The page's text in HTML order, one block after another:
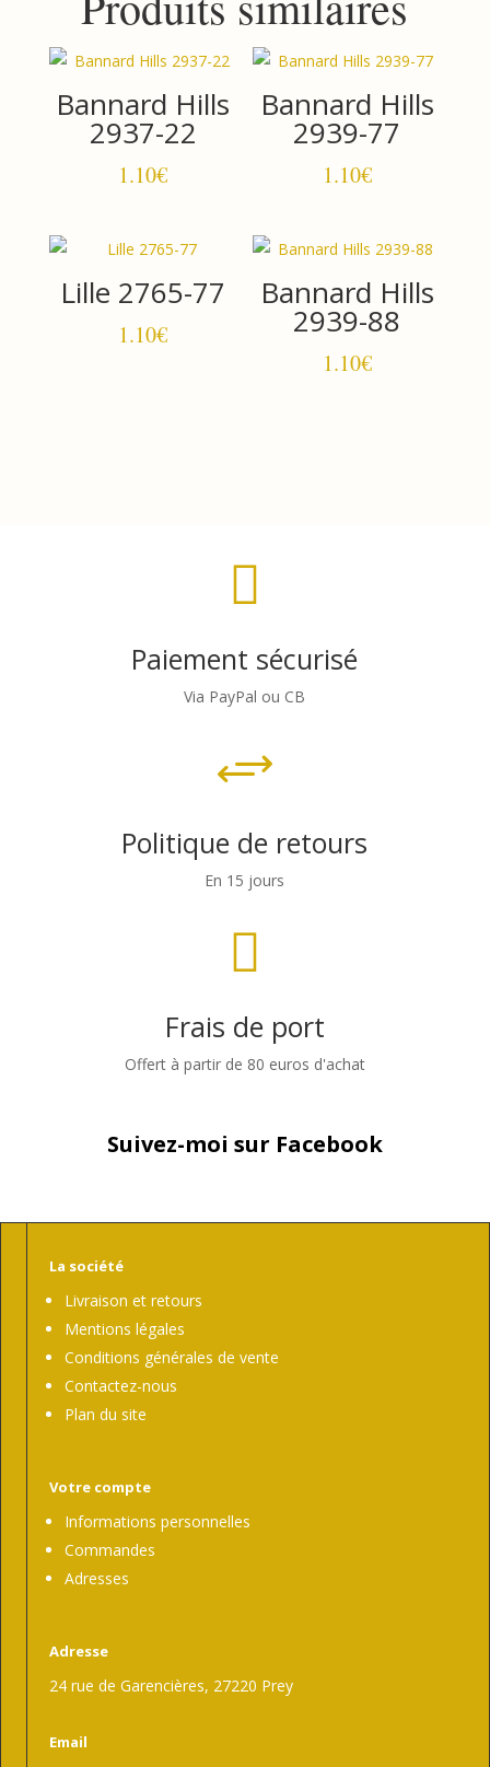
Bannard Hills
2937-22
1.10€
Bannard Hills
2939-77
1.10€
Lille 2765-77
1.10€
Bannard Hills
2939-88
1.10€

Paiement sécurisé
Via PayPal ou CB
+
Politique de retours
En 15 jours

Frais de port
Offert à partir de 80 euros d'achat
Suivez-moi sur Facebook
La société
Livraison et retours
Mentions légales
Conditions générales de vente
Contactez-nous
Plan du site
Votre compte
Informations personnelles
Commandes
Adresses
Adresse
24 rue de Garencières, 27220 Prey
Email